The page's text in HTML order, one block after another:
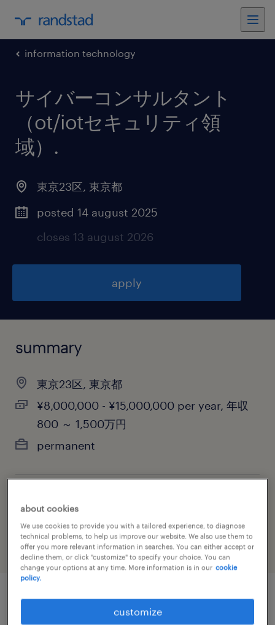
information technology
サイバーコンサルタント
（ot/iotセキュリティ領
域） .
東京23区, 東京都
posted 14 august 2025
closes 13 august 2026
apply
summary
東京23区, 東京都
¥8,000,000 - ¥15,000,000 per year, 年収
800 ～ 1,500万円
permanent
job category
information technology
about cookies
We use cookies to provide you with a tailored experience, to diagnose
technical problems, to help us improve our website. We also use them to
offer you more relevant information in searches. You can either accept or
decline them, or click "customize" to specify your choice. You can
change your options at any time. More information is in our cookie
policy.
customize